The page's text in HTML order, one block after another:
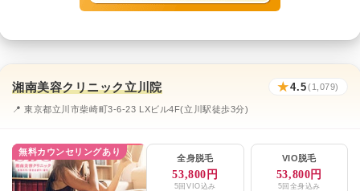
湘南美容クリニック立川院 ★4.5(1,079)
📍 東京都立川市柴崎町3-6-23 LXビル4F(立川駅徒歩3分)
無料カウンセリングあり
全身脱毛
53,800円
5回VIO込み
VIO脱毛
53,800円
5回全身込み